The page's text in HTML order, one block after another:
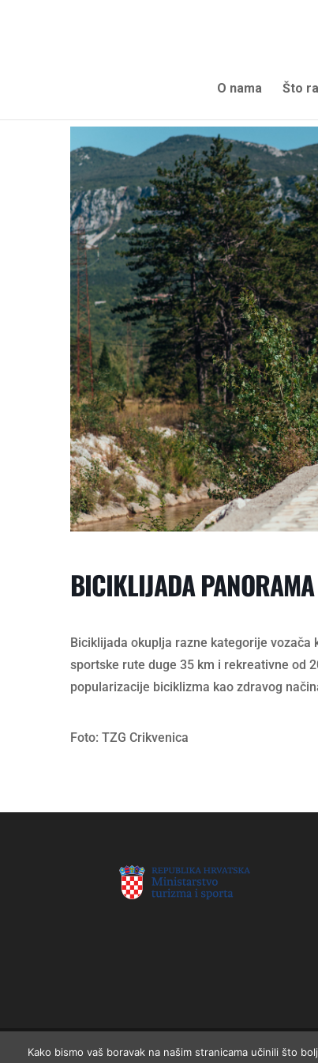
O nama Što
BICIKLIJADA
Biciklijada okuplja razne kategorije
sportske rute duge 35 km i rekreativne od
popularizacije biciklizma kao zdravog
Foto: TZG Crikvenica
© 2026 Koordinacijsko tijelo za razvoj
Kako bismo vaš boravak na našim stranicama učinili što